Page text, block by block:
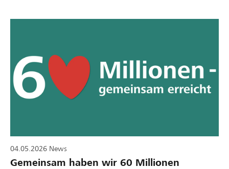
04.05.2026 News
Gemeinsam haben wir 60 Millionen